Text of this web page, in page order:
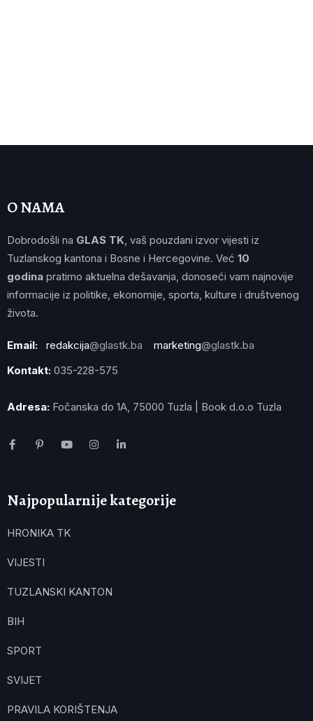
O NAMA
Dobrodošli na GLAS TK , vaš pouzdani izvor vijesti iz
Tuzlanskog kantona i Bosne i Hercegovine. Već 10
godina pratimo aktuelna dešavanja, donoseći vam najnovije
informacije iz politike, ekonomije, sporta, kulture i društvenog
života.
Email: redakcija@glastk.ba marketing@glastk.ba
Kontakt: 035-228-575
Adresa: Fočanska do 1A, 75000 Tuzla | Book d.o.o Tuzla
Najpopularnije kategorije
HRONIKA TK
VIJESTI
TUZLANSKI KANTON
BIH
SPORT
SVIJET
PRAVILA KORIŠTENJA